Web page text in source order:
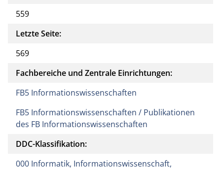
559
Letzte Seite:
569
Fachbereiche und Zentrale Einrichtungen:
FB5 Informationswissenschaften
FB5 Informationswissenschaften / Publikationen
des FB Informationswissenschaften
DDC-Klassifikation:
000 Informatik, Informationswissenschaft,